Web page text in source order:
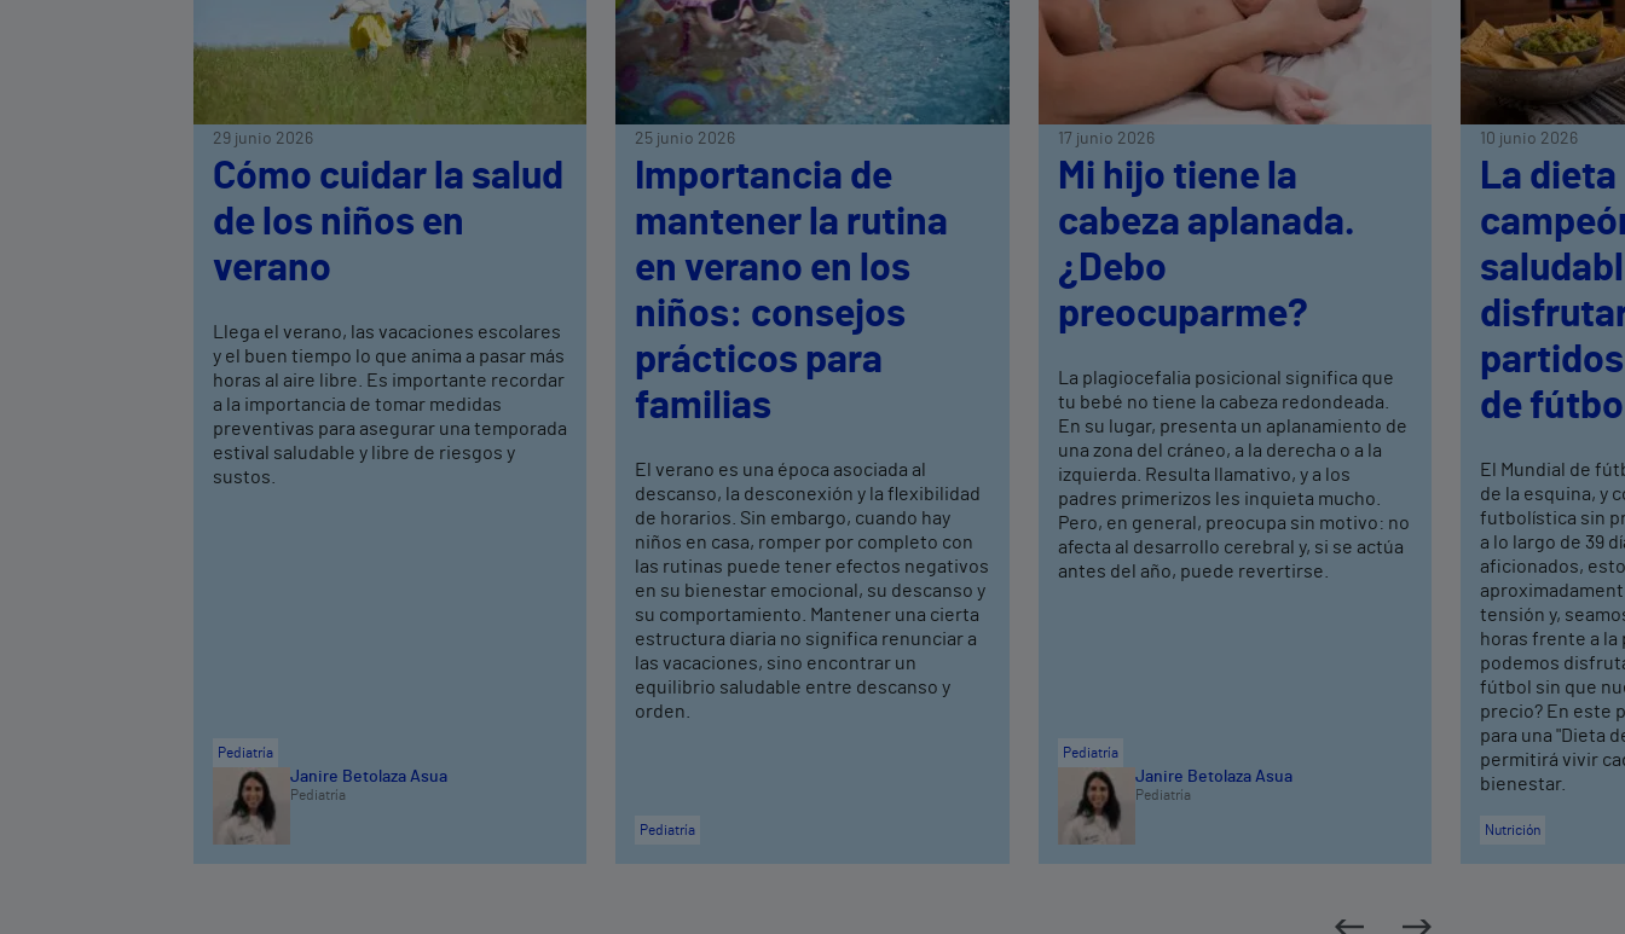
29 junio 2026
Cómo cuidar la salud
de los niños en
verano
Llega el verano, las vacaciones escolares
y el buen tiempo lo que anima a pasar más
horas al aire libre. Es importante recordar
a la importancia de tomar medidas
preventivas para asegurar una temporada
estival saludable y libre de riesgos y
sustos.
Pediatría
Janire Betolaza Asua
Pediatría
25 junio 2026
Importancia de
mantener la rutina
en verano en los
niños: consejos
prácticos para
familias
El verano es una época asociada al
descanso, la desconexión y la flexibilidad
de horarios. Sin embargo, cuando hay
niños en casa, romper por completo con
las rutinas puede tener efectos negativos
en su bienestar emocional, su descanso y
su comportamiento. Mantener una cierta
estructura diaria no significa renunciar a
las vacaciones, sino encontrar un
equilibrio saludable entre descanso y
orden.
Pediatría
17 junio 2026
Mi hijo tiene la
cabeza aplanada.
¿Debo
preocuparme?
La plagiocefalia posicional significa que
tu bebé no tiene la cabeza redondeada.
En su lugar, presenta un aplanamiento de
una zona del cráneo, a la derecha o a la
izquierda. Resulta llamativo, y a los
padres primerizos les inquieta mucho.
Pero, en general, preocupa sin motivo: no
afecta al desarrollo cerebral y, si se actúa
antes del año, puede revertirse.
Pediatría
Janire Betolaza Asua
Pediatría
10 junio 2026
La dieta
de
El Mundial de
de la esquina, y
futbolística sin
a lo largo de 39
aficionados,
tensión y,
horas frente a la
podemos
fútbol sin que
precio? En este
para una "Dieta
permitirá vivir
bienestar.
Nutrición